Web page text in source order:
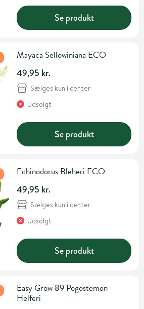
Se produkt
Mayaca Sellowiniana ECO
49,95 kr.
Sælges kun i center
Udsolgt
Se produkt
Echinodorus Bleheri ECO
49,95 kr.
Sælges kun i center
Udsolgt
Se produkt
Easy Grow 89 Pogostemon
Helferi